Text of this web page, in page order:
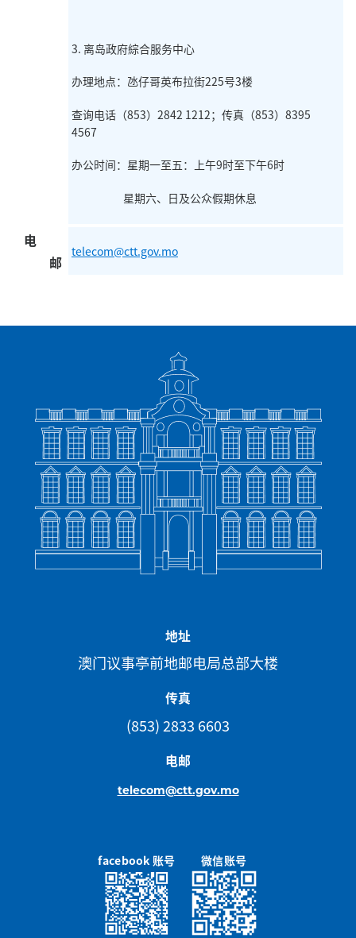
3. 离岛政府綜合服务中心
办理地点：氹仔哥英布拉街225号3楼
查询电话（853）2842 1212；传真（853）8395
4567
办公时间：星期一至五：上午9时至下午6时
星期六、日及公众假期休息
电
邮
telecom@ctt.gov.mo
地址
澳门议事亭前地邮电局总部大楼
传真
(853) 2833 6603
电邮
telecom@ctt.gov.mo
facebook 账号 微信账号